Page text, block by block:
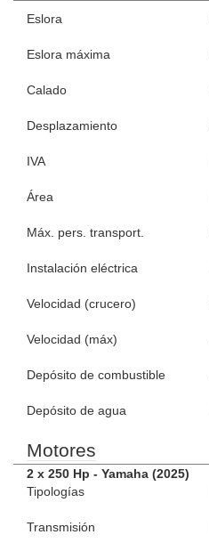
Eslora
Eslora máxima
Calado
Desplazamiento
IVA
Área
Máx. pers. transport.
Instalación eléctrica
Velocidad (crucero)
Velocidad (máx)
Depósito de combustible
Depósito de agua
Motores
2 x 250 Hp - Yamaha (2025)
Tipologías
Transmisión